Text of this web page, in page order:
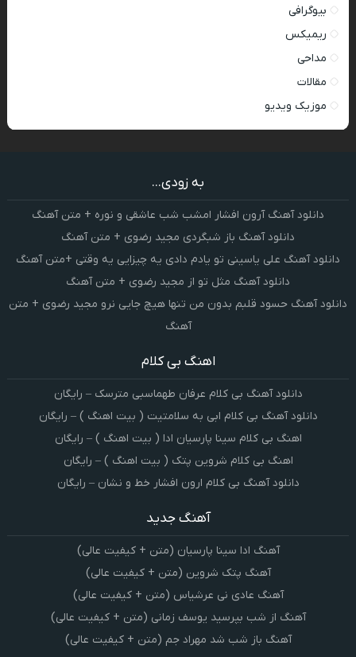
بیوگرافی
ریمیکس
مداحی
مقالات
موزیک ویدیو
به زودی...
دانلود آهنگ آرون افشار امشب شب عاشقی و نوره + متن آهنگ
دانلود آهنگ باز شبگردی مجید رضوی + متن آهنگ
دانلود آهنگ علی یاسینی تو یادم دادی یه چیزایی یه وقتی +متن آهنگ
دانلود آهنگ مثل تو از مجید رضوی + متن آهنگ
دانلود آهنگ حسود قلبم بدون من تنها هیچ جایی نرو مجید رضوی + متن
آهنگ
اهنگ بی کلام
دانلود آهنگ بی کلام عرفان طهماسبی مترسک – رایگان
دانلود آهنگ بی کلام ابی به سلامتیت ( بیت اهنگ ) – رایگان
اهنگ بی کلام سینا پارسیان ادا ( بیت اهنگ ) – رایگان
اهنگ بی کلام شروین پتک ( بیت اهنگ ) – رایگان
دانلود آهنگ بی کلام ارون افشار خط و نشان – رایگان
آهنگ جدید
آهنگ ادا سینا پارسیان (متن + کیفیت عالی)
آهنگ پتک شروین (متن + کیفیت عالی)
آهنگ عادی نی عرشیاس (متن + کیفیت عالی)
آهنگ از شب بپرسید یوسف زمانی (متن + کیفیت عالی)
آهنگ باز شب شد مهراد جم (متن + کیفیت عالی)